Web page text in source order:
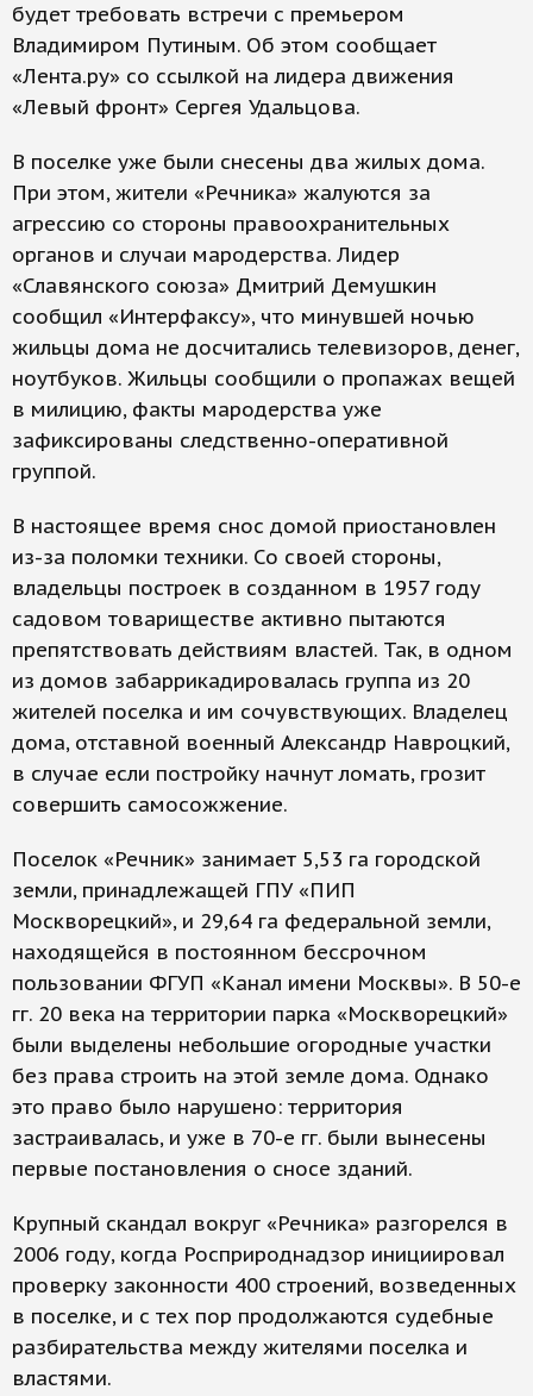
будет требовать встречи с премьером
Владимиром Путиным. Об этом сообщает
«Лента.ру» со ссылкой на лидера движения
«Левый фронт» Сергея Удальцова.
В поселке уже были снесены два жилых дома.
При этом, жители «Речника» жалуются за
агрессию со стороны правоохранительных
органов и случаи мародерства. Лидер
«Славянского союза» Дмитрий Демушкин
сообщил «Интерфаксу», что минувшей ночью
жильцы дома не досчитались телевизоров, денег,
ноутбуков. Жильцы сообщили о пропажах вещей
в милицию, факты мародерства уже
зафиксированы следственно-оперативной
группой.
В настоящее время снос домой приостановлен
из-за поломки техники. Со своей стороны,
владельцы построек в созданном в 1957 году
садовом товариществе активно пытаются
препятствовать действиям властей. Так, в одном
из домов забаррикадировалась группа из 20
жителей поселка и им сочувствующих. Владелец
дома, отставной военный Александр Навроцкий,
в случае если постройку начнут ломать, грозит
совершить самосожжение.
Поселок «Речник» занимает 5,53 га городской
земли, принадлежащей ГПУ «ПИП
Москворецкий», и 29,64 га федеральной земли,
находящейся в постоянном бессрочном
пользовании ФГУП «Канал имени Москвы». В 50-е
гг. 20 века на территории парка «Москворецкий»
были выделены небольшие огородные участки
без права строить на этой земле дома. Однако
это право было нарушено: территория
застраивалась, и уже в 70-е гг. были вынесены
первые постановления о сносе зданий.
Крупный скандал вокруг «Речника» разгорелся в
2006 году, когда Росприроднадзор инициировал
проверку законности 400 строений, возведенных
в поселке, и с тех пор продолжаются судебные
разбирательства между жителями поселка и
властями.